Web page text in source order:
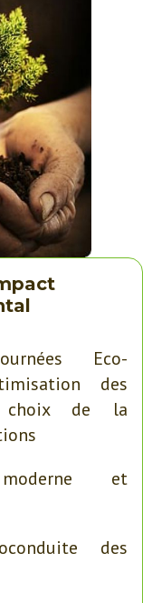
Eco-
des
choix de la
et
des